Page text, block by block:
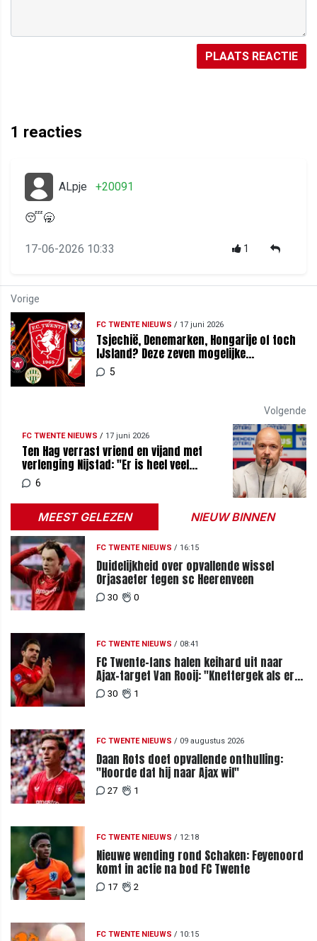
PLAATS REACTIE
1 reacties
ALpje +20091
😴🥱
17-06-2026 10:33 1
Vorige
FC TWENTE NIEUWS / 17 juni 2026
Tsjechië, Denemarken, Hongarije of toch
IJsland? Deze zeven mogelijke
tegenstanders zijn nog over voor FC
Twente
5
Volgende
FC TWENTE NIEUWS / 17 juni 2026
Ten Hag verrast vriend en vijand met
verlenging Nijstad: "Er is heel veel
interesse"
6
MEEST GELEZEN NIEUW BINNEN
FC TWENTE NIEUWS / 16:15
Duidelijkheid over opvallende wissel
Orjasaeter tegen sc Heerenveen
30 0
FC TWENTE NIEUWS / 08:41
FC Twente-fans halen keihard uit naar
Ajax-target Van Rooij: "Knettergek als er
nog interesse is"
30 1
FC TWENTE NIEUWS / 09 augustus 2026
Daan Rots doet opvallende onthulling:
"Hoorde dat hij naar Ajax wil"
27 1
FC TWENTE NIEUWS / 12:18
Nieuwe wending rond Schaken: Feyenoord
komt in actie na bod FC Twente
17 2
FC TWENTE NIEUWS / 10:15